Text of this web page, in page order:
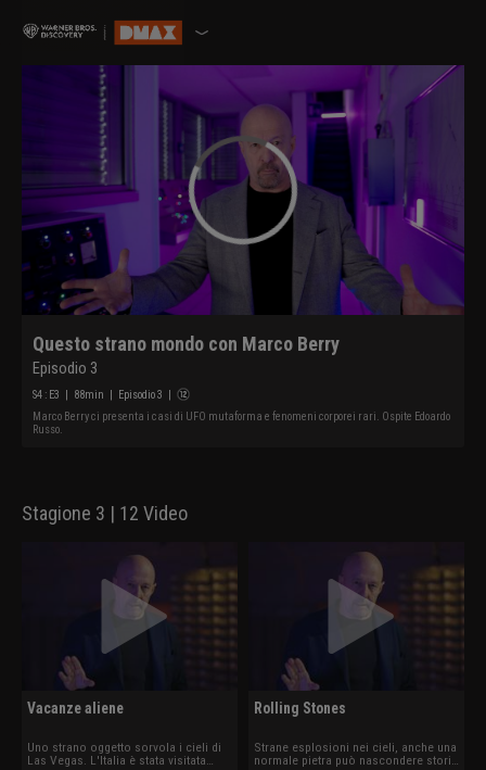
Questo strano mondo con Marco Berry
Episodio 3
S4 : E3 | 88min | Episodio 3 |
Marco Berry ci presenta i casi di UFO mutaforma e fenomeni corporei rari. Ospite Edoardo
Russo.
Stagione 3 | 12 Video
Vacanze aliene
Uno strano oggetto sorvola i cieli di
Las Vegas. L'Italia è stata visitata
Rolling Stones
Strane esplosioni nei cieli, anche una
normale pietra può nascondere storie